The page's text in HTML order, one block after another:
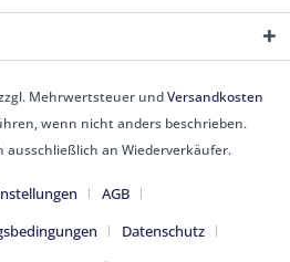
Mehrwertsteuer undVersandkosten
wenn nicht anders beschrieben.
ausschließlich an Wiederverkäufer.
AGB
Datenschutz